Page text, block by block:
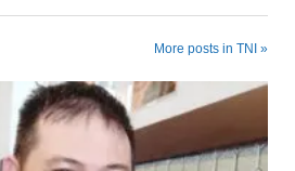
More posts in TNI »